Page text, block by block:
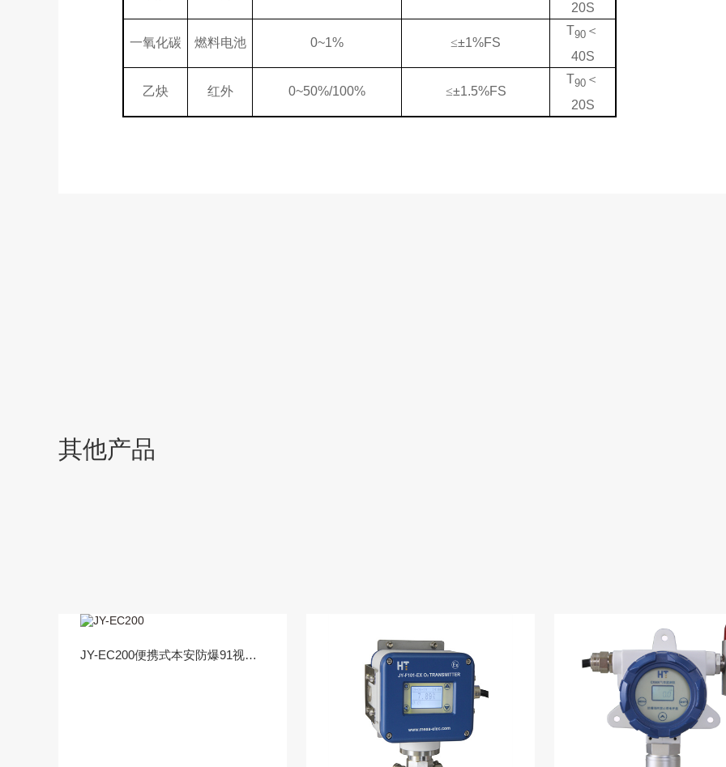
20S
一氧化碳 燃料电池 0~1% ≤±1%FS
T90 ＜
40S
乙炔 红外 0~50%/100% ≤±1.5%FS
T90 ＜
20S
其他产品
JY-EC200便携式本安防爆91视频首页